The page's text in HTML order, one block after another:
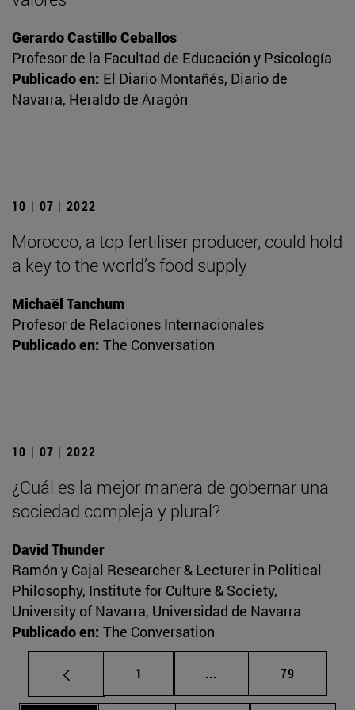
Gerardo Castillo Ceballos
Profesor de la Facultad de Educación y Psicología
Publicado en: El Diario Montañés, Diario de
Navarra, Heraldo de Aragón
10 | 07 | 2022
Morocco, a top fertiliser producer, could hold
a key to the world’s food supply
Michaël Tanchum
Profesor de Relaciones Internacionales
Publicado en: The Conversation
10 | 07 | 2022
¿Cuál es la mejor manera de gobernar una
sociedad compleja y plural?
David Thunder
Ramón y Cajal Researcher & Lecturer in Political
Philosophy, Institute for Culture & Society,
University of Navarra, Universidad de Navarra
Publicado en: The Conversation
Página
1 ... Páginas intermedias
Página
79